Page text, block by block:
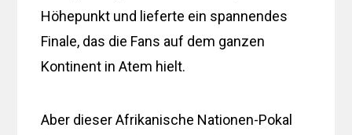
Höhepunkt und lieferte ein spannendes
Finale, das die Fans auf dem ganzen
Kontinent in Atem hielt.
Aber dieser Afrikanische Nationen-Pokal